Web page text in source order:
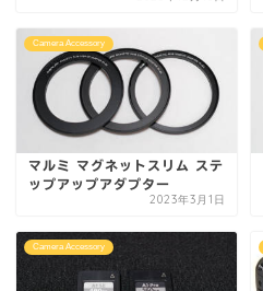
Camera Accessory
マルミ マグネットスリム ステ
ップアップアダプター
2023年3月1日
Camera Accessory